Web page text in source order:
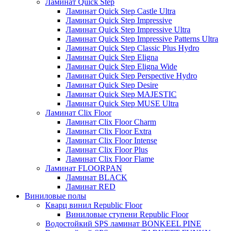
Ламинат Quick Step
Ламинат Quick Step Castle Ultra
Ламинат Quick Step Impressive
Ламинат Quick Step Impressive Ultra
Ламинат Quick Step Impressive Patterns Ultra
Ламинат Quick Step Classic Plus Hydro
Ламинат Quick Step Eligna
Ламинат Quick Step Eligna Wide
Ламинат Quick Step Perspective Hydro
Ламинат Quick Step Desire
Ламинат Quick Step MAJESTIC
Ламинат Quick Step MUSE Ultra
Ламинат Clix Floor
Ламинат Clix Floor Charm
Ламинат Clix Floor Extra
Ламинат Clix Floor Intense
Ламинат Clix Floor Plus
Ламинат Clix Floor Flame
Ламинат FLOORPAN
Ламинат BLACK
Ламинат RED
Виниловые полы
Кварц винил Republic Floor
Виниловые ступени Republic Floor
Водостойкий SPS ламинат BONKEEL PINE